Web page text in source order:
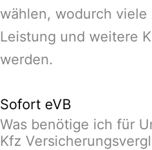
wählen, wodurch
Leistung und weitere
werden.
Sofort eVB
Was benötige ich für
Kfz